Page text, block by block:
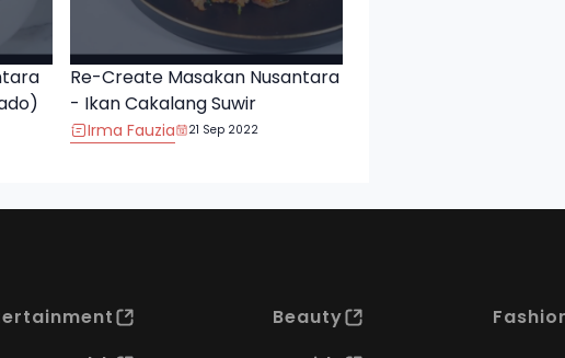
Re-Create Masakan Nusantara
- Ikan Cakalang Suwir
Irma Fauzia 21 Sep 2022
Beauty